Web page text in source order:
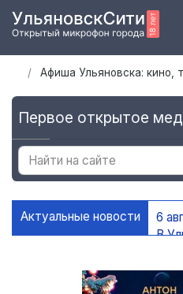
Афиша Ульяновска: кино,
Первое открытое
Актуальные новости 6
В
В